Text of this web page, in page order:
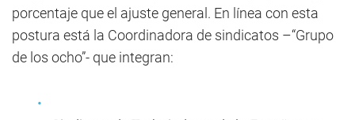
porcentaje que el ajuste general. En línea con esta
postura está la Coordinadora de sindicatos –“Grupo
de los ocho”- que integran: